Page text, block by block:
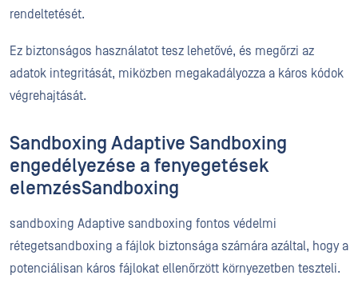
rendeltetését.
Ez biztonságos használatot tesz lehetővé, és megőrzi az
adatok integritását, miközben megakadályozza a káros kódok
végrehajtását.
Sandboxing Adaptive Sandboxing
engedélyezése a fenyegetések
elemzésSandboxing
sandboxing Adaptive sandboxing fontos védelmi
rétegetsandboxing a fájlok biztonsága számára azáltal, hogy a
potenciálisan káros fájlokat ellenőrzött környezetben teszteli.